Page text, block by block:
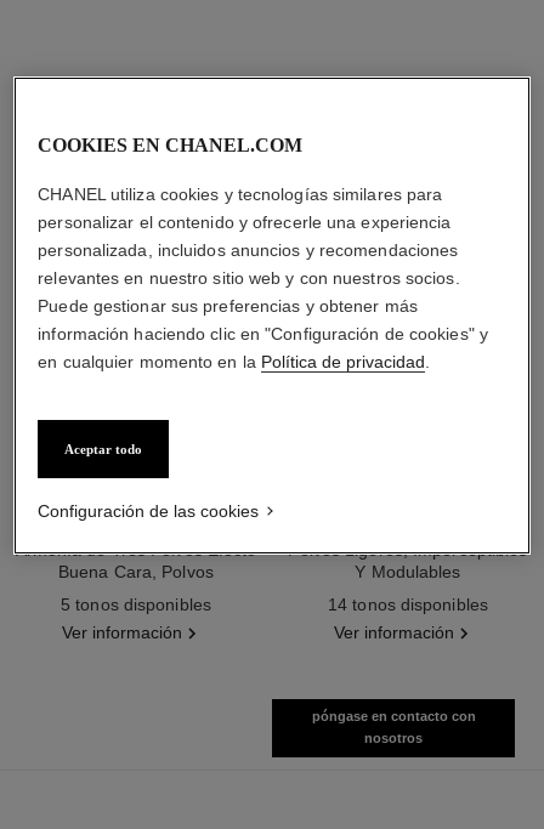
ensoleillée
Armonía de Tres Polvos Efecto
Buena Cara, Polvos
Iluminador. Rostro, Cuello Y
Escote. Formato Maxi.
5 tonos disponibles
Ver información
Polvos Ligeros, Imperceptibles
Y Modulables
14 tonos disponibles
Ver información
póngase en contacto con
nosotros
COOKIES EN CHANEL.COM
CHANEL utiliza cookies y tecnologías similares para
personalizar el contenido y ofrecerle una experiencia
personalizada, incluidos anuncios y recomendaciones
relevantes en nuestro sitio web y con nuestros socios.
Puede gestionar sus preferencias y obtener más
información haciendo clic en "Configuración de cookies" y
en cualquier momento en la Política de privacidad
Aceptar todo
Configuración de las cookies